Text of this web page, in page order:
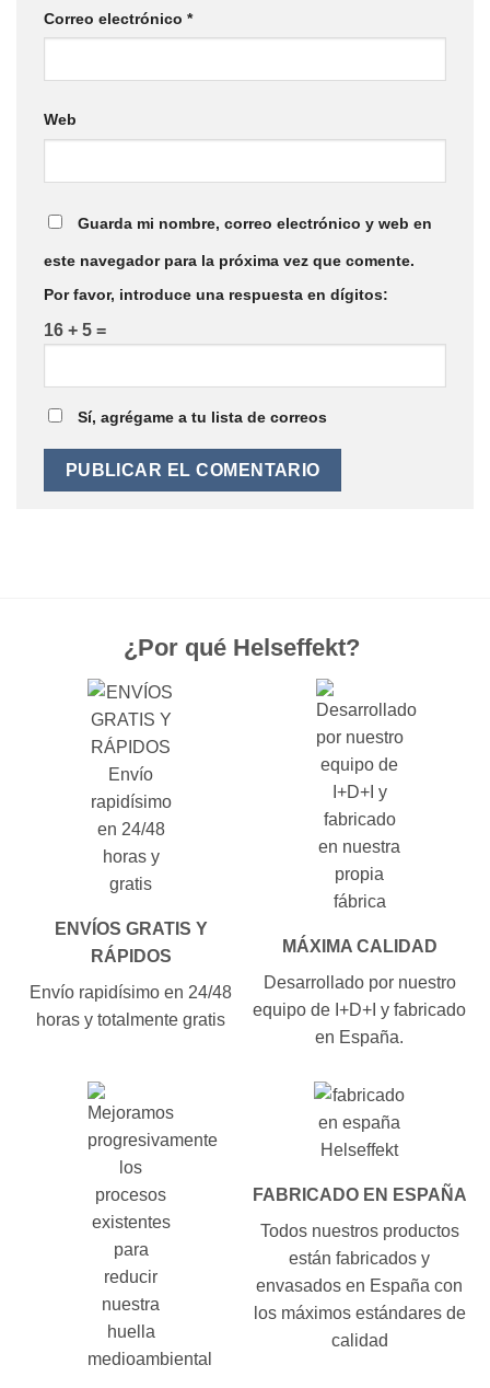
Correo electrónico *
Web
Guarda mi nombre, correo electrónico y web en
este navegador para la próxima vez que comente.
Por favor, introduce una respuesta en dígitos:
16 + 5 =
Sí, agrégame a tu lista de correos
¿Por qué Helseffekt?
ENVÍOS GRATIS Y
RÁPIDOS
Envío rapidísimo en 24/48
horas y totalmente gratis
MÁXIMA CALIDAD
Desarrollado por nuestro
equipo de I+D+I y fabricado
en España.
FABRICADO EN ESPAÑA
Todos nuestros productos
están fabricados y
envasados en España con
los máximos estándares de
calidad